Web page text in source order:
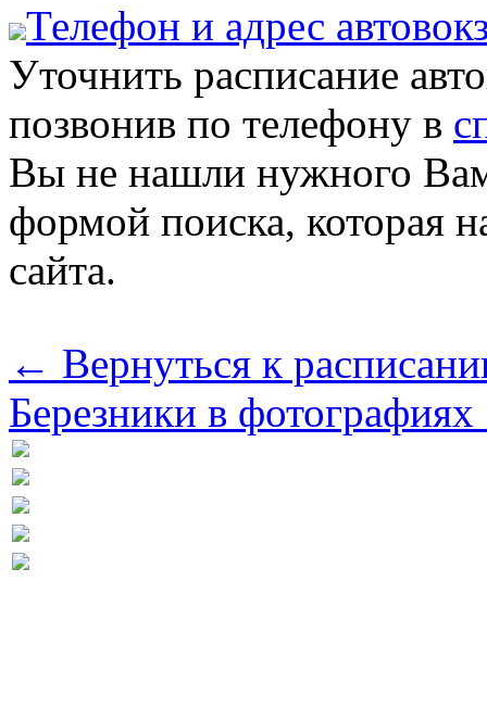
Телефон и адрес
Уточнить расписание
позвонив по телефону в
Вы не нашли нужного
формой поиска, которая
сайта.
← Вернуться к
Березники в